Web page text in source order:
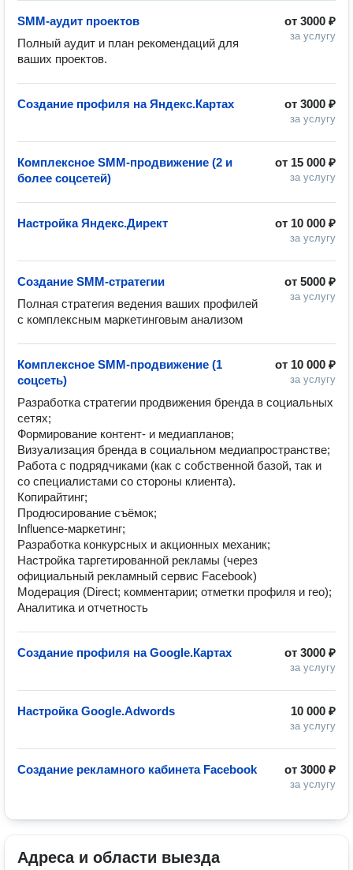
от 3000 ₽
за услугу
SMM-аудит проектов
Полный аудит и план рекомендаций для
ваших проектов.
от 3000 ₽
за услугу
Создание профиля на Яндекс.Картах
от 15 000 ₽
за услугу
Комплексное SMM-продвижение (2 и
более соцсетей)
от 10 000 ₽
за услугу
Настройка Яндекс.Директ
от 5000 ₽
за услугу
Создание SMM-стратегии
Полная стратегия ведения ваших профилей
с комплексным маркетинговым анализом
от 10 000 ₽
за услугу
Комплексное SMM-продвижение (1
соцсеть)
Разработка стратегии продвижения бренда в социальных
сетях;
Формирование контент- и медиапланов;
Визуализация бренда в социальном медиапространстве;
Работа с подрядчиками (как с собственной базой, так и
со специалистами со стороны клиента).
Копирайтинг;
Продюсирование съёмок;
Influence-маркетинг;
Разработка конкурсных и акционных механик;
Настройка таргетированной рекламы (через
официальный рекламный сервис Facebook)
Модерация (Direct; комментарии; отметки профиля и гео);
от 3000 ₽
за услугу
Создание профиля на Google.Картах
10 000 ₽
за услугу
Настройка Google.Adwords
от 3000 ₽
за услугу
Создание рекламного кабинета Facebook
Адреса и области выезда